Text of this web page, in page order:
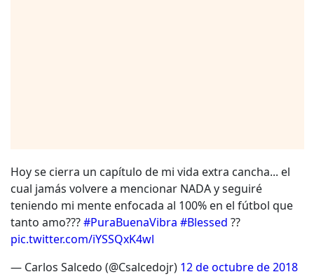
Hoy se cierra un capítulo de mi vida extra cancha... el
cual jamás volvere a mencionar NADA y seguiré
teniendo mi mente enfocada al 100% en el fútbol que
tanto amo???#PuraBuenaVibra #Blessed ??
pic.twitter.com/iYSSQxK4wl
— Carlos Salcedo (@Csalcedojr) 12 de octubre de 2018